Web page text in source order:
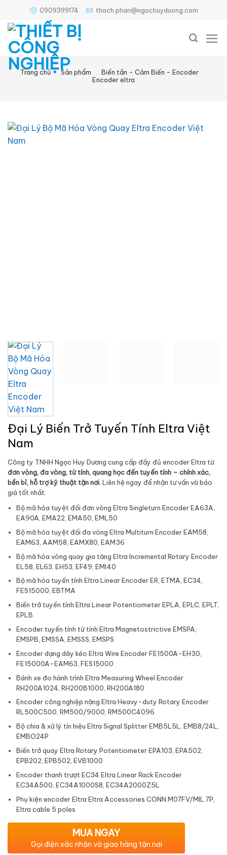
nội
dung
0909399174 thach.phan@ngochuyduong.com
Trang chủ / Sản phẩm Biến tần - Cảm Biến - Encoder
Encoder eltra
Đại Lý Biến Trở Tuyến Tính Eltra Việt
Nam
Công ty TNHH Ngọc Huy Dương cung cấp đầy đủ encoder Eltra từ
đơn vòng, đa vòng, từ tính, quang học đến tuyến tính – chính xác,
bền bỉ, hỗ trợ kỹ thuật tận nơi.Liên hệ ngay để nhận tư vấn và báo
giá tốt nhất.
Bộ mã hóa tuyệt đối đơn vòng Eltra Singleturn Encoder EA63A,
EA90A, EMA22, EMA50, EML50
Bộ mã hóa tuyệt đối đa vòng Eltra Multiturn Encoder EAM58,
EAM63, AAM58, EAMX80, EAM36
Bộ mã hóa vòng quay gia tăng Eltra Incremental Rotary Encoder
EL58, EL63, EH53, EF49, EMI40
Bộ mã hóa tuyến tính Eltra Linear Encoder ER, ETMA, EC34,
FES15000, EBTMA
Biến trở tuyến tính Eltra Linear Potentiometer EPLA, EPLC, EPLT,
EPLB
Encoder tuyến tính từ tính Eltra Magnetostrictive EMSPA,
EMSPB, EMSSA, EMSSS, EMSPS
Encoder dạng dây kéo Eltra Wire Encoder FE1500A-EH30,
FE15000A-EAM63, FES15000
Bánh xe đo hành trình Eltra Measuring Wheel Encoder
RH200A1024, RH200B1000, RH200A180
Encoder công nghiệp nặng Eltra Heavy-duty Rotary Encoder
RL500C500, RM500/9000, RM500C4096
Bộ chia & xử lý tín hiệu Eltra Signal Splitter EMB5L5L, EMB8/24L,
EMBO24P
Biến trở quay Eltra Rotary Potentiometer EPA103, EPA502,
EPB202, EPB502, EVB1000
Encoder thanh trượt EC34 Eltra Linear Rack Encoder
EC34A500, EC34A1000S8, EC34A2000Z5L
Phụ kiện encoder Eltra Eltra Accessories CONN.M07FV/MIL 7P,
Eltra cable 5 poles
MUA NGAY
Gọi điện xác nhận và giao hàng tận nơi